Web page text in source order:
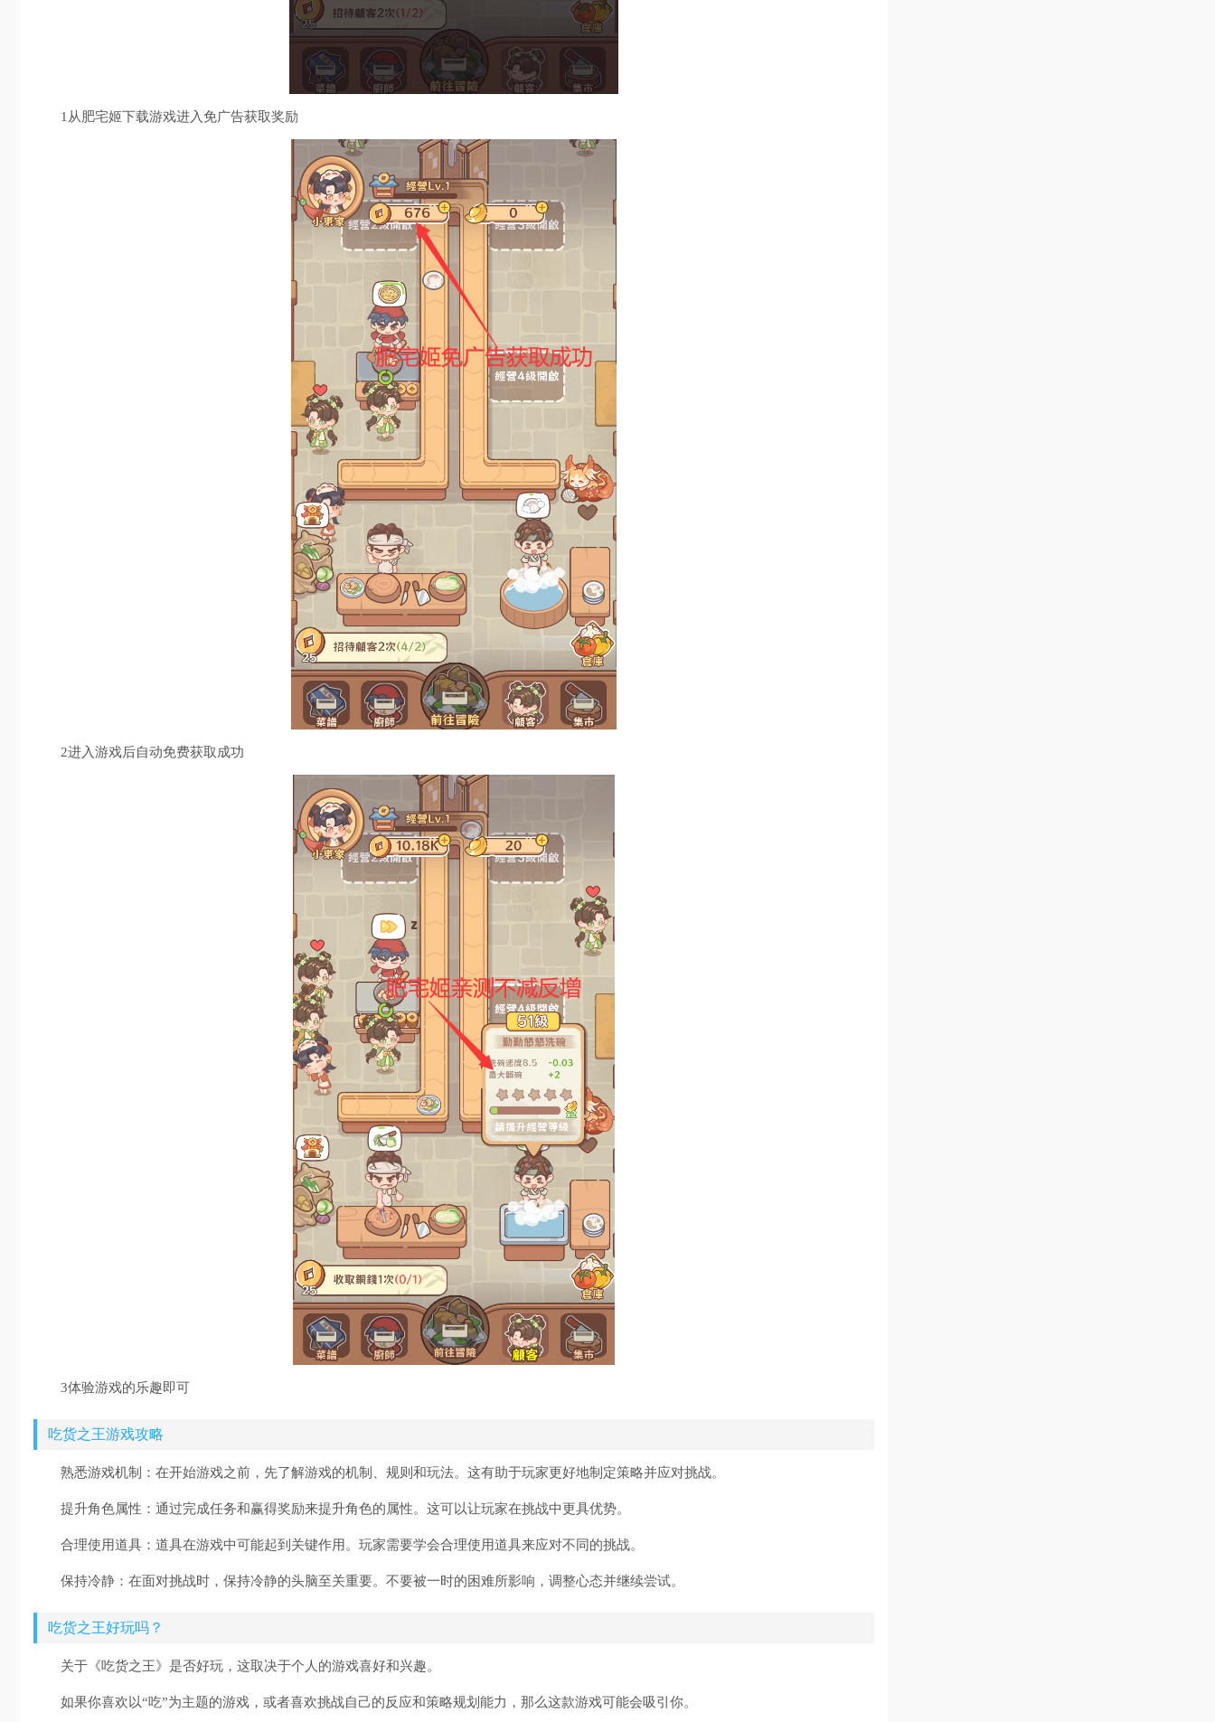
1从肥宅姬下载游戏进入免广告获取奖励
2进入游戏后自动免费获取成功
3体验游戏的乐趣即可
吃货之王游戏攻略
熟悉游戏机制：在开始游戏之前，先了解游戏的机制、规则和玩法。这有助于玩家更好地制定策略并应对挑战。
提升角色属性：通过完成任务和赢得奖励来提升角色的属性。这可以让玩家在挑战中更具优势。
合理使用道具：道具在游戏中可能起到关键作用。玩家需要学会合理使用道具来应对不同的挑战。
保持冷静：在面对挑战时，保持冷静的头脑至关重要。不要被一时的困难所影响，调整心态并继续尝试。
吃货之王好玩吗？
关于《吃货之王》是否好玩，这取决于个人的游戏喜好和兴趣。
如果你喜欢以“吃”为主题的游戏，或者喜欢挑战自己的反应和策略规划能力，那么这款游戏可能会吸引你。